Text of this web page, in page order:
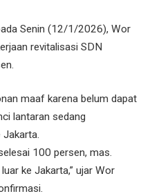
Senin (12/1/2026), Wor
revitalisasi SDN
maaf karena belum dapat
lantaran sedang
Jakarta.
100 persen, mas.
ke Jakarta,” ujar Wor